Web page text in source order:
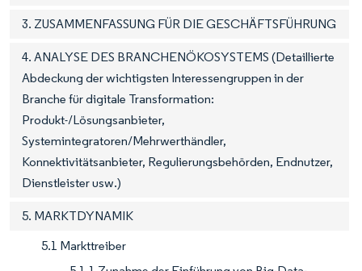
3. ZUSAMMENFASSUNG FÜR DIE GESCHÄFTSFÜHRUNG
4. ANALYSE DES BRANCHENÖKOSYSTEMS (Detaillierte
Abdeckung der wichtigsten Interessengruppen in der
Branche für digitale Transformation:
Produkt-/Lösungsanbieter,
Systemintegratoren/Mehrwerthändler,
Konnektivitätsanbieter, Regulierungsbehörden, Endnutzer,
Dienstleister usw.)
5. MARKTDYNAMIK
5.1 Markttreiber